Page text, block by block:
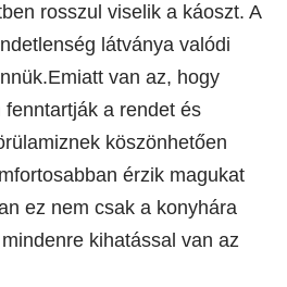
rosszul viselik a káoszt. A
látványa valódi
van az, hogy
a rendet és
köszönhetően
érzik magukat
ez nem csak a konyhára
kihatással van az